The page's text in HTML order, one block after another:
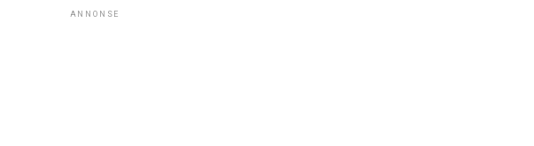
ANNONSE